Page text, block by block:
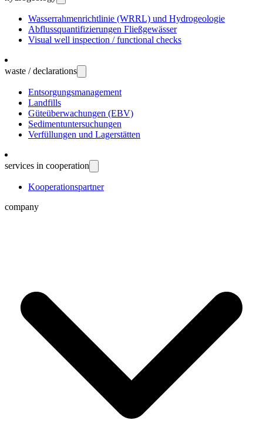
Wasser­rahmen­richtlinie (WRRL) und Hydro­geologie
Abfluss­quanti­fizierungen Fließ­gewässer
Visual well inspection / functional checks
waste / declarations
Entsorgungs­manage­ment
Landfills
Güte­über­wachungen (EBV)
Sedi­ment­unter­suchungen
Verfül­lungen und Lager­stätten
services in cooperation
Kooperations­partner
company